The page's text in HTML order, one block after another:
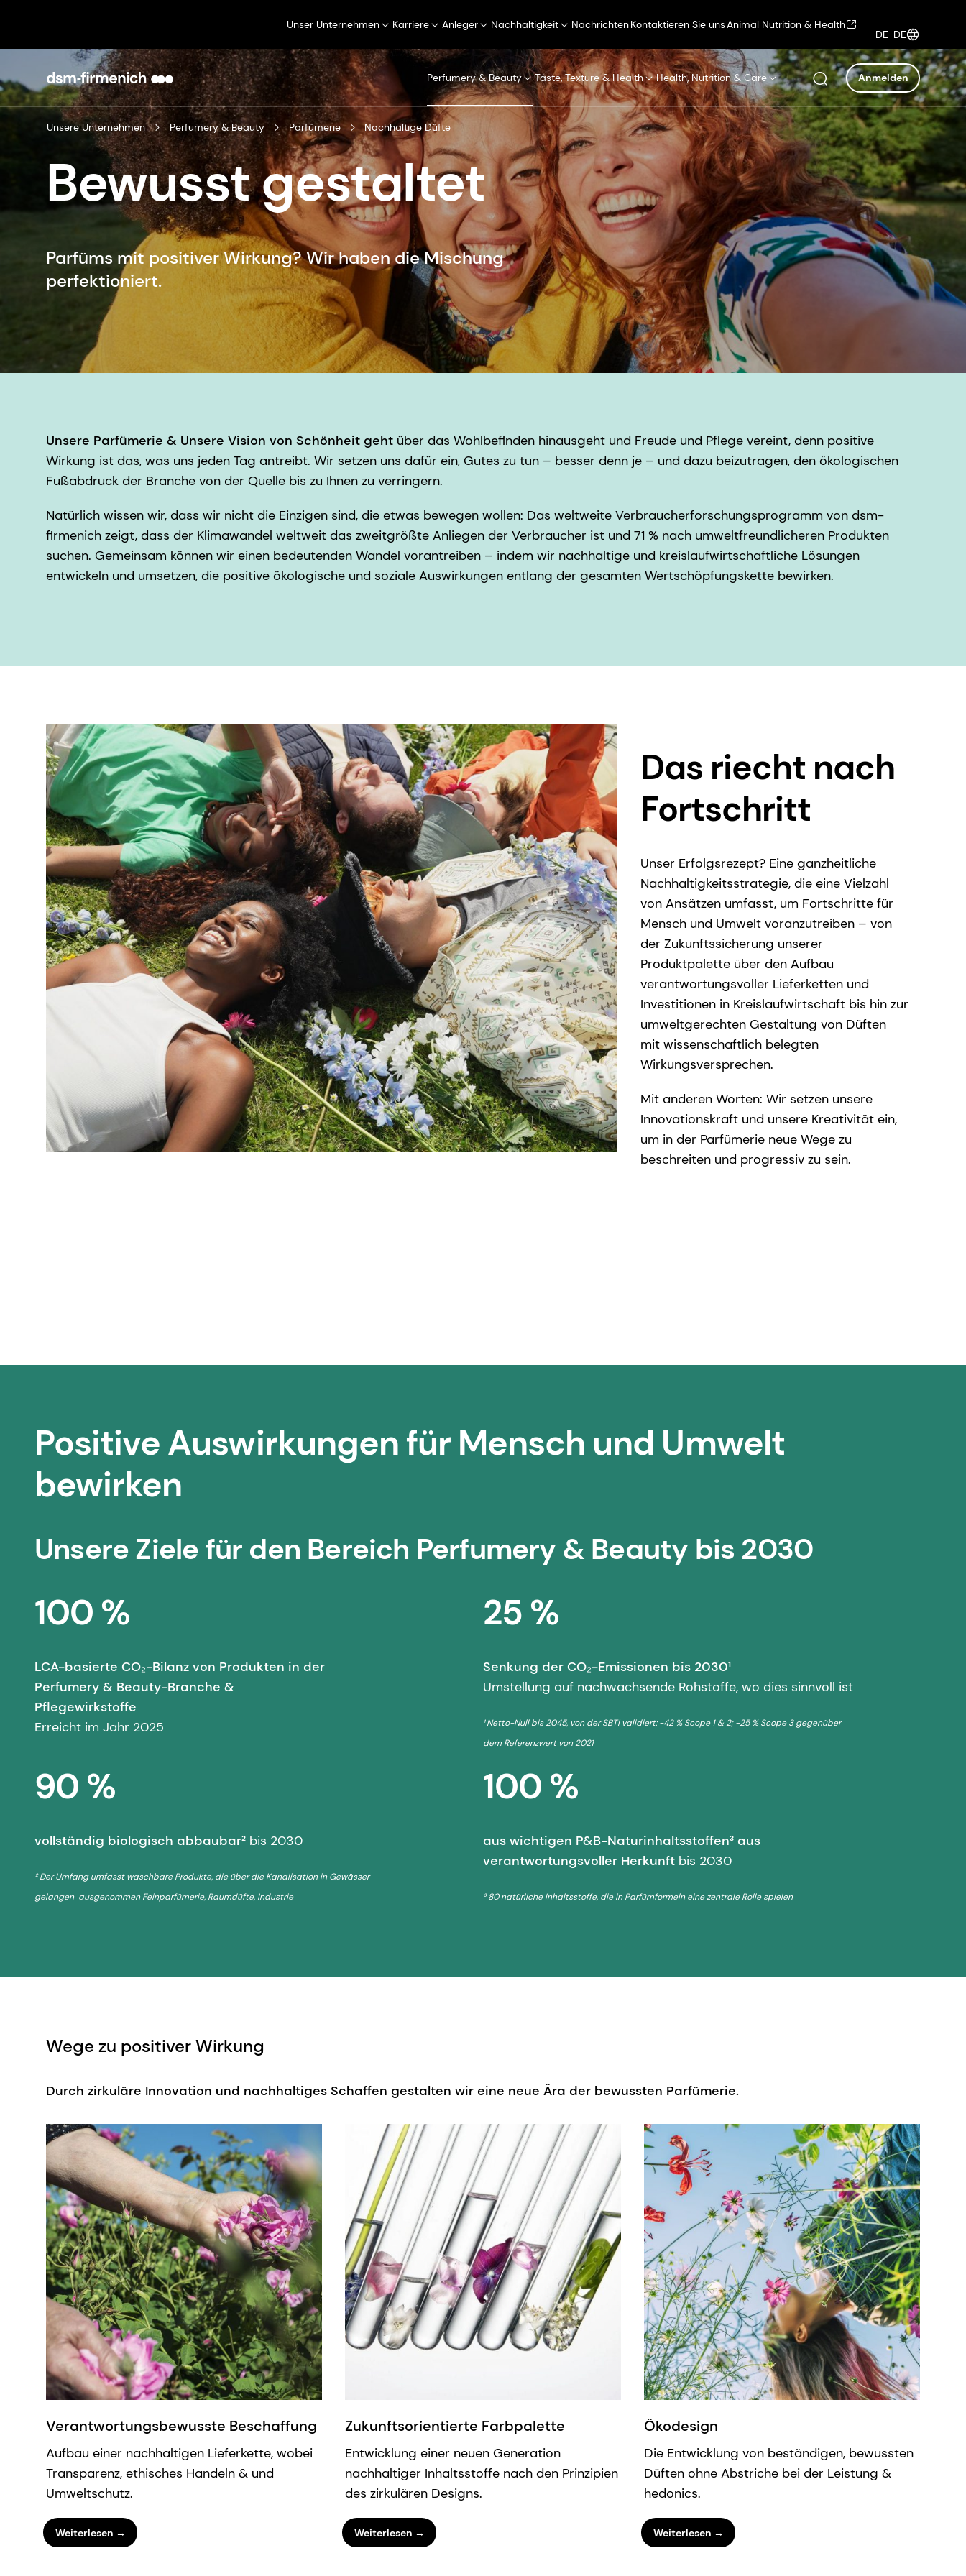
Unser Unternehmen Karriere Anleger Nachhaltigkeit NachrichtenKontaktieren Sie unsAnimal Nutrition & Health
DE-DE
Perfumery & Beauty Taste, Texture & Health Health, Nutrition & Care Anmelden
Unsere Unternehmen Perfumery & Beauty Parfümerie Nachhaltige Düfte
Bewusst gestaltet
Parfüms mit positiver Wirkung? Wir haben die Mischung
perfektioniert.
Unsere Parfümerie & Unsere Vision von Schönheit geht über das Wohlbefinden hinausgeht und Freude und Pflege vereint, denn positive
Wirkung ist das, was uns jeden Tag antreibt. Wir setzen uns dafür ein, Gutes zu tun – besser denn je – und dazu beizutragen, den ökologischen
Fußabdruck der Branche von der Quelle bis zu Ihnen zu verringern.
Natürlich wissen wir, dass wir nicht die Einzigen sind, die etwas bewegen wollen: Das weltweite Verbraucherforschungsprogramm von dsm-
firmenich zeigt, dass der Klimawandel weltweit das zweitgrößte Anliegen der Verbraucher ist und 71 % nach umweltfreundlicheren Produkten
suchen. Gemeinsam können wir einen bedeutenden Wandel vorantreiben – indem wir nachhaltige und kreislaufwirtschaftliche Lösungen
entwickeln und umsetzen, die positive ökologische und soziale Auswirkungen entlang der gesamten Wertschöpfungskette bewirken.
Das riecht nach
Fortschritt
Unser Erfolgsrezept? Eine ganzheitliche
Nachhaltigkeitsstrategie, die eine Vielzahl
von Ansätzen umfasst, um Fortschritte für
Mensch und Umwelt voranzutreiben – von
der Zukunftssicherung unserer
Produktpalette über den Aufbau
verantwortungsvoller Lieferketten und
Investitionen in Kreislaufwirtschaft bis hin zur
umweltgerechten Gestaltung von Düften
mit wissenschaftlich belegten
Wirkungsversprechen.
Mit anderen Worten: Wir setzen unsere
Innovationskraft und unsere Kreativität ein,
um in der Parfümerie neue Wege zu
beschreiten und progressiv zu sein.
Positive Auswirkungen für Mensch und Umwelt
bewirken
Unsere Ziele für den Bereich Perfumery & Beauty bis 2030
100 %
LCA-basierte CO₂-Bilanz von Produkten in der
Perfumery & Beauty-Branche &
Pflegewirkstoffe
Erreicht im Jahr 2025
25 %
Senkung der CO₂-Emissionen bis 2030¹
Umstellung auf nachwachsende Rohstoffe, wo dies sinnvoll ist
¹ Netto-Null bis 2045, von der SBTi validiert: -42 % Scope 1 & 2; -25 % Scope 3 gegenüber
dem Referenzwert von 2021
90 %
vollständig biologisch abbaubar² bis 2030
² Der Umfang umfasst waschbare Produkte, die über die Kanalisation in Gewässer
gelangen ausgenommen Feinparfümerie, Raumdüfte, Industrie
100 %
aus wichtigen P&B-Naturinhaltsstoffen³ aus
verantwortungsvoller Herkunft bis 2030
³ 80 natürliche Inhaltsstoffe, die in Parfümformeln eine zentrale Rolle spielen
Wege zu positiver Wirkung
Durch zirkuläre Innovation und nachhaltiges Schaffen gestalten wir eine neue Ära der bewussten Parfümerie.
Verantwortungsbewusste Beschaffung
Aufbau einer nachhaltigen Lieferkette, wobei
Transparenz, ethisches Handeln & und
Umweltschutz.
Weiterlesen →
Zukunftsorientierte Farbpalette
Entwicklung einer neuen Generation
nachhaltiger Inhaltsstoffe nach den Prinzipien
des zirkulären Designs.
Weiterlesen →
Ökodesign
Die Entwicklung von beständigen, bewussten
Düften ohne Abstriche bei der Leistung &
hedonics.
Weiterlesen →